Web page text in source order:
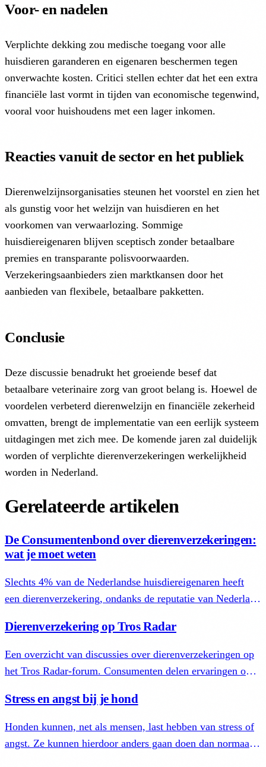
Voor- en nadelen
Verplichte dekking zou medische toegang voor alle
huisdieren garanderen en eigenaren beschermen tegen
onverwachte kosten. Critici stellen echter dat het een extra
financiële last vormt in tijden van economische tegenwind,
vooral voor huishoudens met een lager inkomen.
Reacties vanuit de sector en het publiek
Dierenwelzijnsorganisaties steunen het voorstel en zien het
als gunstig voor het welzijn van huisdieren en het
voorkomen van verwaarlozing. Sommige
huisdiereigenaren blijven sceptisch zonder betaalbare
premies en transparante polisvoorwaarden.
Verzekeringsaanbieders zien marktkansen door het
aanbieden van flexibele, betaalbare pakketten.
Conclusie
Deze discussie benadrukt het groeiende besef dat
betaalbare veterinaire zorg van groot belang is. Hoewel de
voordelen verbeterd dierenwelzijn en financiële zekerheid
omvatten, brengt de implementatie van een eerlijk systeem
uitdagingen met zich mee. De komende jaren zal duidelijk
worden of verplichte dierenverzekeringen werkelijkheid
worden in Nederland.
Gerelateerde artikelen
De Consumentenbond over dierenverzekeringen:
wat je moet weten
Slechts 4% van de Nederlandse huisdiereigenaren heeft
een dierenverzekering, ondanks de reputatie van Nederland
Groot-Brittannië (20%) en Scandinavië (75%).
Dierenverzekering op Tros Radar
Een overzicht van discussies over dierenverzekeringen op
het Tros Radar-forum. Consumenten delen ervaringen over
verzekeren en zelf sparen.
Stress en angst bij je hond
Honden kunnen, net als mensen, last hebben van stress of
angst. Ze kunnen hierdoor anders gaan doen dan normaal.